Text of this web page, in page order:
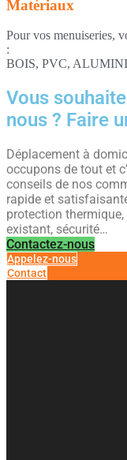
Matériaux
Pour vos menuiseries,
:
BOIS, PVC,
Vous
nous ? Faire
Déplacement à
occupons de tout et
conseils de nos
rapide et
protection
existant, sécurité…
Contactez-nous
Appelez-nous
Contact